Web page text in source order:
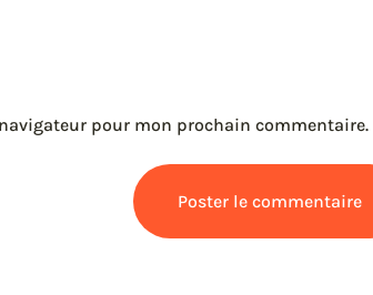
pour mon prochain commentaire.